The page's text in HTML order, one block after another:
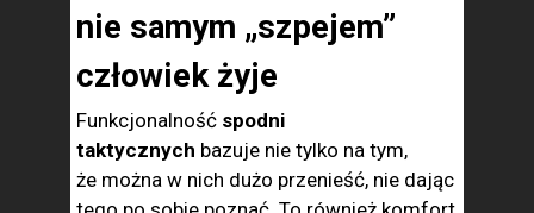
nie samym „szpejem”
człowiek żyje
Funkcjonalność spodni
taktycznych bazuje nie tylko na tym,
że można w nich dużo przenieść, nie dając